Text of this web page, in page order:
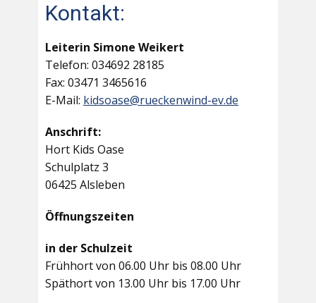
Kontakt:
Leiterin Simone Weikert
Telefon: 034692 28185
Fax: 03471 3465616
E-Mail: kidsoase@rueckenwind-ev.de
Anschrift:
Hort Kids Oase
Schulplatz 3
06425 Alsleben
Öffnungszeiten
in der Schulzeit
Frühhort von 06.00 Uhr bis 08.00 Uhr
Späthort von 13.00 Uhr bis 17.00 Uhr